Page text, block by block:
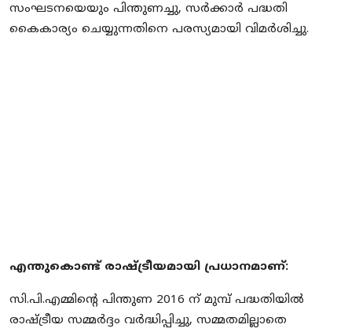
സംഘടനയെയും പിന്തുണച്ചു, സർക്കാർ പദ്ധതി
കൈകാര്യം ചെയ്യുന്നതിനെ പരസ്യമായി വിമർശിച്ചു.
എന്തുകൊണ്ട് രാഷ്ട്രീയമായി പ്രധാനമാണ്:
സി.പി.എമ്മിന്റെ പിന്തുണ 2016 ന് മുമ്പ് പദ്ധതിയിൽ
രാഷ്ട്രീയ സമ്മർദ്ദം വർദ്ധിപ്പിച്ചു, സമ്മതമില്ലാതെ